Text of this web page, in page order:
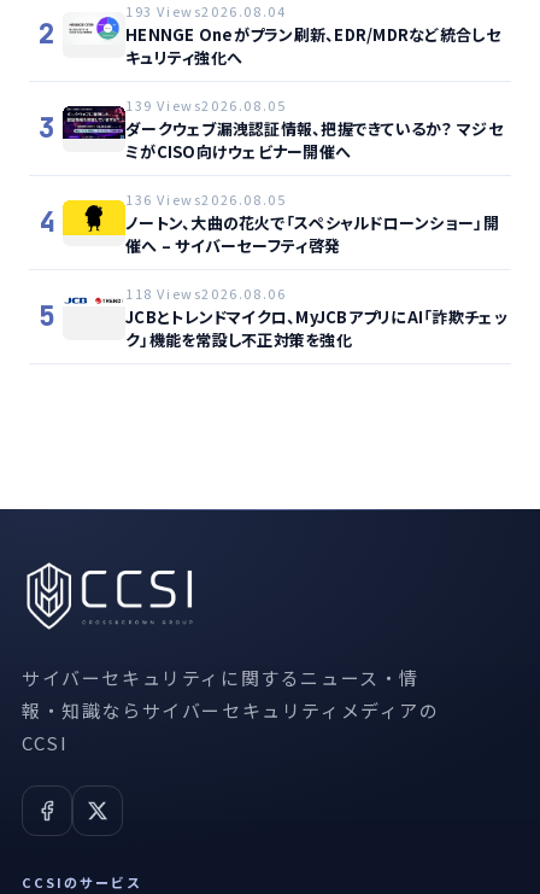
2
193 Views2026.08.04
HENNGE Oneがプラン刷新、EDR/MDRなど統合しセ
キュリティ強化へ
3
139 Views2026.08.05
ダークウェブ漏洩認証情報、把握できているか？ マジセ
ミがCISO向けウェビナー開催へ
4
136 Views2026.08.05
ノートン、大曲の花火で「スペシャルドローンショー」開
催へ – サイバーセーフティ啓発
5
118 Views2026.08.06
JCBとトレンドマイクロ、MyJCBアプリにAI「詐欺チェッ
ク」機能を常設し不正対策を強化
サイバーセキュリティに関するニュース・情
報・知識ならサイバーセキュリティメディアの
CCSI
CCSIのサービス